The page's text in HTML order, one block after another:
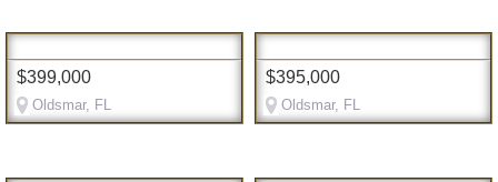
$399,000
Oldsmar, FL
$395,000
Oldsmar, FL